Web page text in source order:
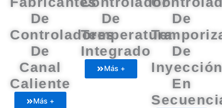
De
Controladores
De
Canal
Caliente
Más +
De
Temperatura
Integrado
Más +
De
De
En